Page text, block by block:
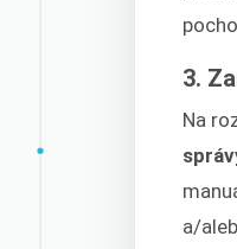
3.
Na
a/